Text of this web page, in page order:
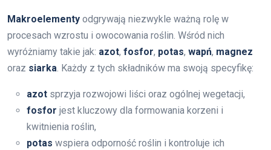
Makroelementy odgrywają niezwykle ważną rolę w
procesach wzrostu i owocowania roślin. Wśród nich
wyróżniamy takie jak: azot, fosfor, potas, wapń, magnez
oraz siarka. Każdy z tych składników ma swoją specyfikę:
azot sprzyja rozwojowi liści oraz ogólnej wegetacji,
fosfor jest kluczowy dla formowania korzeni i
kwitnienia roślin,
potas wspiera odporność roślin i kontroluje ich